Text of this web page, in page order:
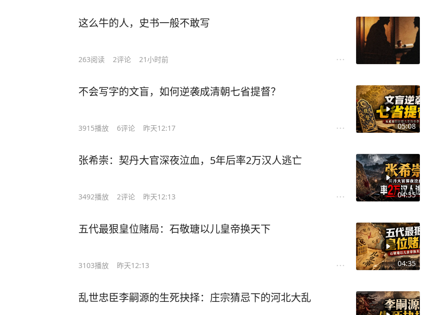
这么牛的人，史书一般不敢写
263阅读 2评论 21小时前
05:08
不会写字的文盲，如何逆袭成清朝七省提督？
3915播放 6评论 昨天12:17
04:35
张希崇：契丹大官深夜泣血，5年后率2万汉人逃亡
3492播放 2评论 昨天12:13
04:35
五代最狠皇位赌局：石敬瑭以儿皇帝换天下
3103播放 昨天12:13
乱世忠臣李嗣源的生死抉择：庄宗猜忌下的河北大乱